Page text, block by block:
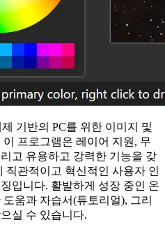
기반의 PC를 위한 이미지 및
프로그램은 레이어 지원, 무
고 유용하고 강력한 기능을 갖
직관적이고 혁신적인 사용자 인
입니다. 활발하게 성장 중인 온
움과 자습서(튜토리얼), 그리
실 수 있습니다.